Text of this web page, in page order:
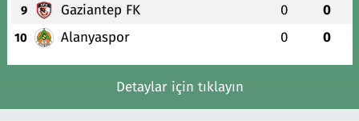
9 Gaziantep FK 0 0
10 Alanyaspor 0 0
Detaylar için tıklayın